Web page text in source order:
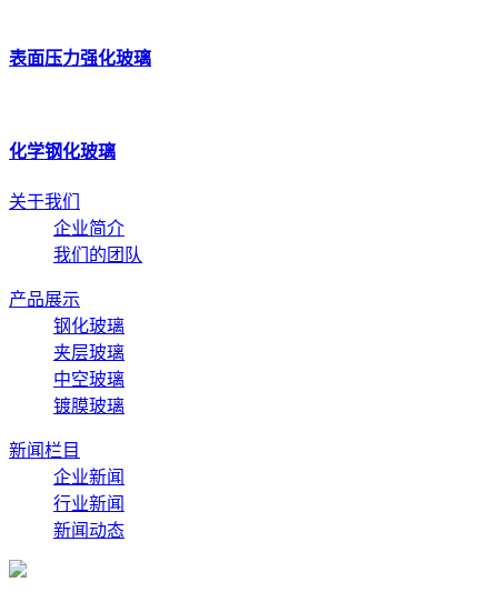
表面压力强化玻璃
化学钢化玻璃
关于我们
企业简介
我们的团队
产品展示
钢化玻璃
夹层玻璃
中空玻璃
镀膜玻璃
新闻栏目
企业新闻
行业新闻
新闻动态